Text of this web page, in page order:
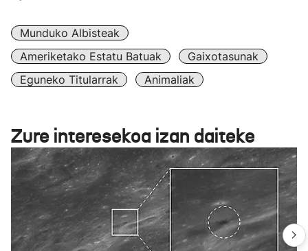
Munduko Albisteak
Ameriketako Estatu Batuak
Gaixotasunak
Eguneko Titularrak
Animaliak
Zure interesekoa izan daiteke